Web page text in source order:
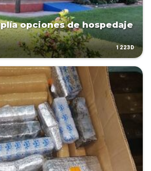
opciones de hospedaje
1223D